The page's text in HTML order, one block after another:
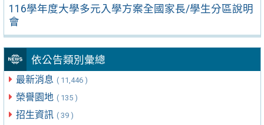
116學年度大學多元入學方案全國家長/學生分區說明
會
依公告類別彙總
最新消息 ( 11,446 )
榮譽園地 ( 135 )
招生資訊 ( 39 )